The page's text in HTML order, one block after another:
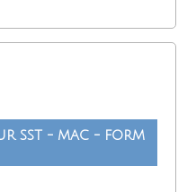
SST - MAC - FORM